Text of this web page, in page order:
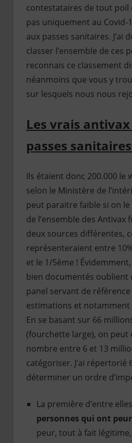
contestataires de tout poil
pas uniquement au Covid-
aux passes sanitaires. J’ai
classer l’ensemble de ces
reconnais ce classement
néanmoins que vous y
sur lesquels nous nous
Les vrais
passes
Ils étaient donc 200.000 le
selon le Ministère de
peut paraitre faible si on
de l’ensemble des Antivax
deux sources différentes,
représenteraient entre
et le 1/5ème !
bien documentés oublient
panel servant de
estimations et notamment
En se basant sur 66
(fourchette large), on peut
nombre entre 6 et 13
catégoriser. J’ai répertorié
déterminer un ordre
La première d’entre
personnes qui ont
peur, tout à fait